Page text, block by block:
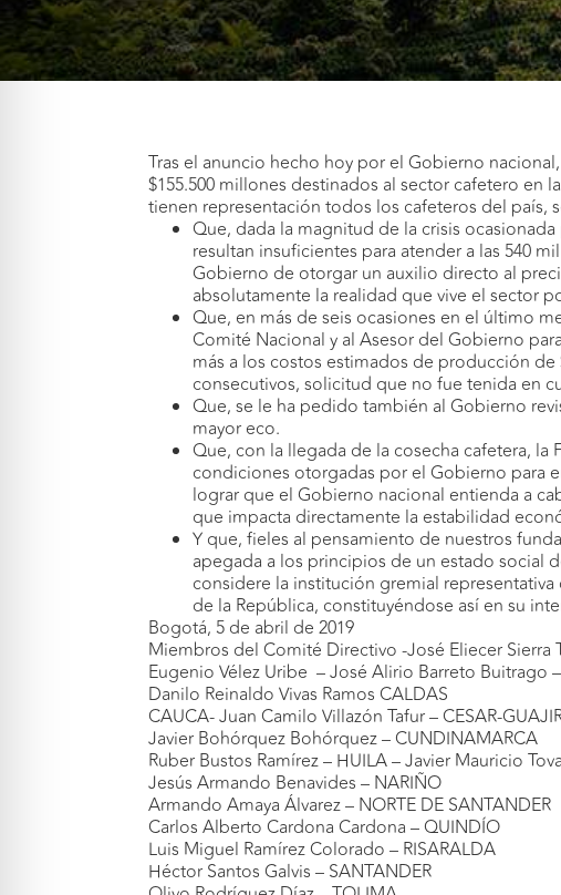
Tras el anuncio hecho hoy por el Gobierno
$155.500 millones destinados al sector cafetero en
tienen representación todos los cafeteros del país,
Que, dada la magnitud de la crisis
resultan insuficientes para atender a las 540
Gobierno de otorgar un auxilio directo al
absolutamente la realidad que vive el sector
Que, en más de seis ocasiones en el último
Comité Nacional y al Asesor del Gobierno
más a los costos estimados de producción
consecutivos, solicitud que no fue tenida en
Que, se le ha pedido también al Gobierno
mayor eco.
Que, con la llegada de la cosecha cafetera,
condiciones otorgadas por el Gobierno para
lograr que el Gobierno nacional entienda a
que impacta directamente la estabilidad
Y que, fieles al pensamiento de nuestros
apegada a los principios de un estado social
considere la institución gremial
de la República, constituyéndose así en su
Bogotá, 5 de abril de 2019
Miembros del Comité Directivo -José Eliecer Sierra
Eugenio Vélez Uribe – José Alirio Barreto Buitrago
Danilo Reinaldo Vivas Ramos CALDAS
CAUCA- Juan Camilo Villazón Tafur – CESAR-
Javier Bohórquez Bohórquez – CUNDINAMARCA
Ruber Bustos Ramírez – HUILA – Javier Mauricio
Jesús Armando Benavides – NARIÑO
Armando Amaya Álvarez – NORTE DE SANTANDER
Carlos Alberto Cardona Cardona – QUINDÍO
Luis Miguel Ramírez Colorado – RISARALDA
Héctor Santos Galvis – SANTANDER